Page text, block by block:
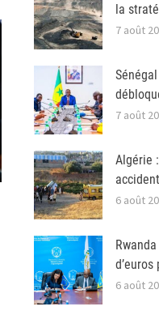
la
7 août
7 août
Algérie
6 août
6 août